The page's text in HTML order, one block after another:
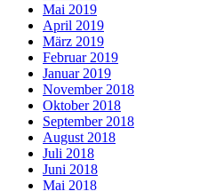
Mai 2019
April 2019
März 2019
Februar 2019
Januar 2019
November 2018
Oktober 2018
September 2018
August 2018
Juli 2018
Juni 2018
Mai 2018